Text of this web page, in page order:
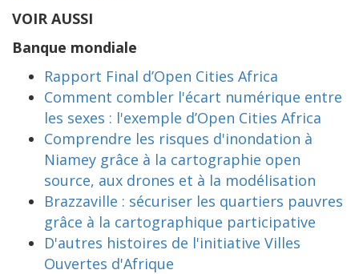
VOIR AUSSI
Banque mondiale
Rapport Final d’Open Cities Africa
Comment combler l'écart numérique entre
les sexes : l'exemple d’Open Cities Africa
Comprendre les risques d'inondation à
Niamey grâce à la cartographie open
source, aux drones et à la modélisation
Brazzaville : sécuriser les quartiers pauvres
grâce à la cartographique participative
D'autres histoires de l'initiative Villes
Ouvertes d'Afrique